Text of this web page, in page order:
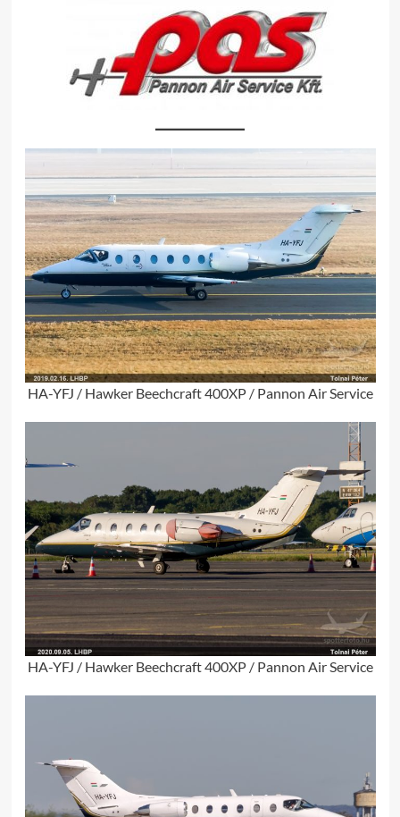
HA-YFJ / Hawker Beechcraft 400XP / Pannon Air Service
HA-YFJ / Hawker Beechcraft 400XP / Pannon Air Service